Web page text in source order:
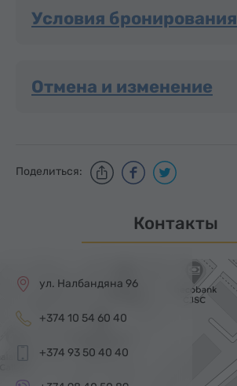
Условия бронирования
Отмена и изменение
Поделиться:
Контакты
ул. Налбандяна 96
+374 10 54 60 40
+374 93 50 40 40